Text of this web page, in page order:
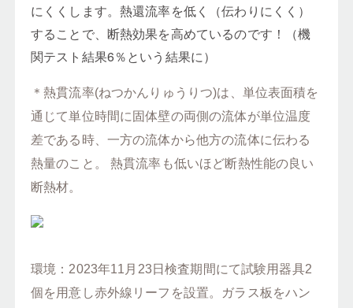
にくくします。熱還流率を低く（伝わりにくく）
することで、断熱効果を高めているのです！（機
関テスト結果6％という結果に）
＊熱貫流率(ねつかんりゅうりつ)は、単位表面積を
通じて単位時間に固体壁の両側の流体が単位温度
差である時、一方の流体から他方の流体に伝わる
熱量のこと。 熱貫流率も低いほど断熱性能の良い
断熱材。
環境：2023年11月23日検査期間にて試験用器具2
個を用意し赤外線リーフを設置。ガラス板をハン